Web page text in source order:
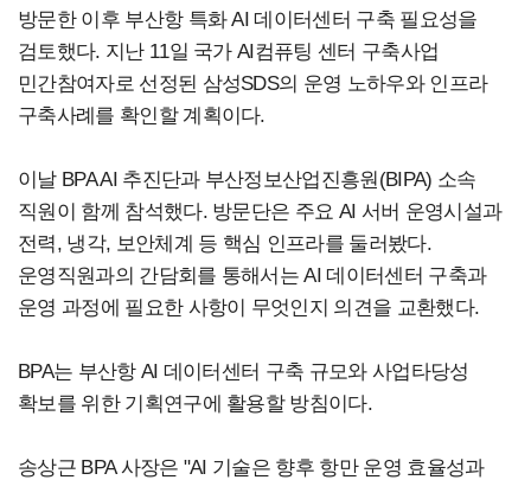
방문한 이후 부산항 특화 AI 데이터센터 구축 필요성을
검토했다. 지난 11일 국가 AI컴퓨팅 센터 구축사업
민간참여자로 선정된 삼성SDS의 운영 노하우와 인프라
구축사례를 확인할 계획이다.
이날 BPA AI 추진단과 부산정보산업진흥원(BIPA) 소속
직원이 함께 참석했다. 방문단은 주요 AI 서버 운영시설과
전력, 냉각, 보안체계 등 핵심 인프라를 둘러봤다.
운영직원과의 간담회를 통해서는 AI 데이터센터 구축과
운영 과정에 필요한 사항이 무엇인지 의견을 교환했다.
BPA는 부산항 AI 데이터센터 구축 규모와 사업타당성
확보를 위한 기획연구에 활용할 방침이다.
송상근 BPA 사장은 "AI 기술은 향후 항만 운영 효율성과